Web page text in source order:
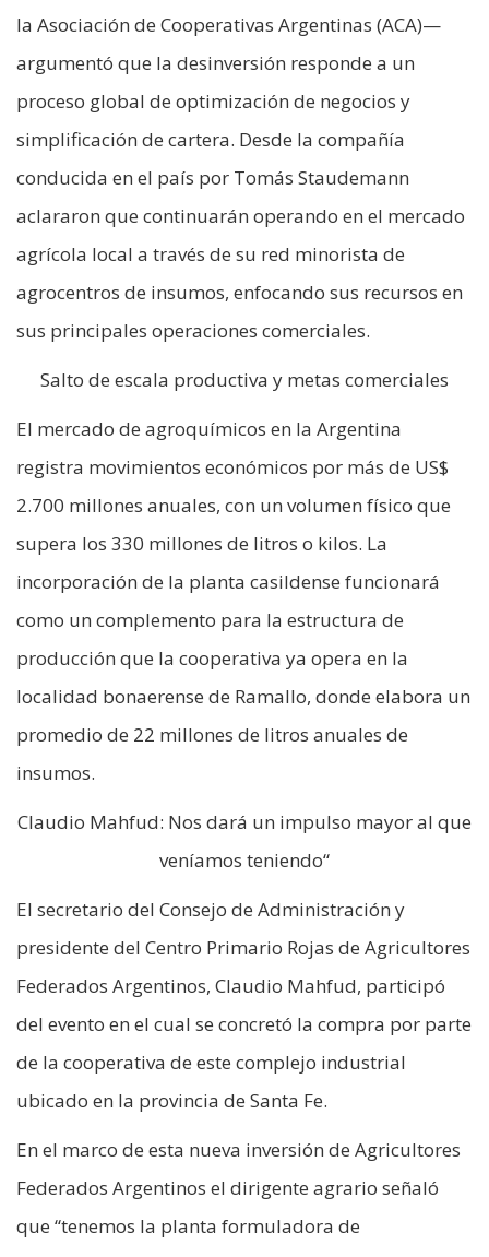
la Asociación de Cooperativas Argentinas (ACA)—
argumentó que la desinversión responde a un
proceso global de optimización de negocios y
simplificación de cartera. Desde la compañía
conducida en el país por Tomás Staudemann
aclararon que continuarán operando en el mercado
agrícola local a través de su red minorista de
agrocentros de insumos, enfocando sus recursos en
sus principales operaciones comerciales.
Salto de escala productiva y metas comerciales
El mercado de agroquímicos en la Argentina
registra movimientos económicos por más de US$
2.700 millones anuales, con un volumen físico que
supera los 330 millones de litros o kilos. La
incorporación de la planta casildense funcionará
como un complemento para la estructura de
producción que la cooperativa ya opera en la
localidad bonaerense de Ramallo, donde elabora un
promedio de 22 millones de litros anuales de
insumos.
Claudio Mahfud: Nos dará un impulso mayor al que
veníamos teniendo“
El secretario del Consejo de Administración y
presidente del Centro Primario Rojas de Agricultores
Federados Argentinos, Claudio Mahfud, participó
del evento en el cual se concretó la compra por parte
de la cooperativa de este complejo industrial
ubicado en la provincia de Santa Fe.
En el marco de esta nueva inversión de Agricultores
Federados Argentinos el dirigente agrario señaló
que “tenemos la planta formuladora de